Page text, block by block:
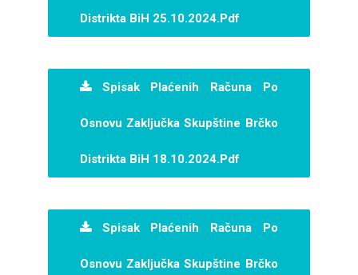
Distrikta BiH 25.10.2024.pdf
Spisak Plaćenih Računa Po
Osnovu Zaključka Skupštine Brčko
Distrikta BiH 18.10.2024.pdf
Spisak Plaćenih Računa Po
Osnovu Zaključka Skupštine Brčko